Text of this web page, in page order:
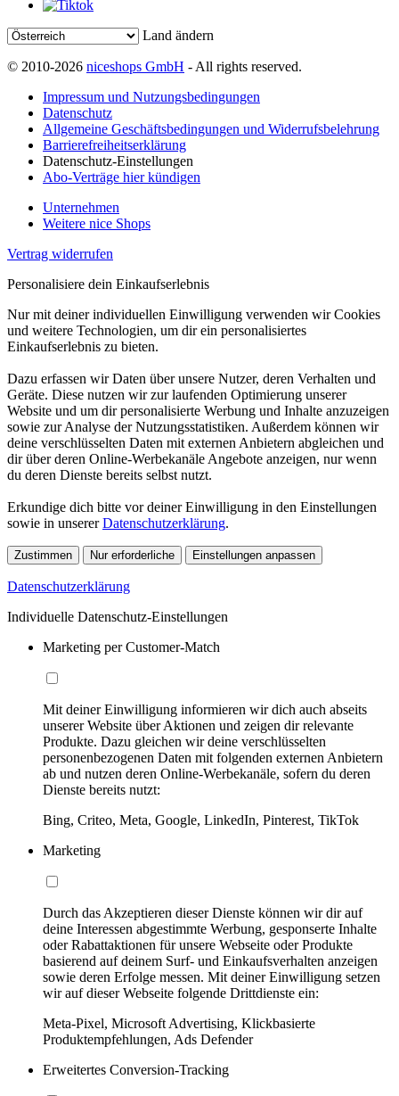
Land ändern
© 2010-2026 niceshops GmbH - All rights reserved.
Impressum und Nutzungsbedingungen
Datenschutz
Allgemeine Geschäftsbedingungen und Widerrufsbelehrung
Barrierefreiheitserklärung
Datenschutz-Einstellungen
Abo-Verträge hier kündigen
Unternehmen
Weitere nice Shops
Vertrag widerrufen
Personalisiere dein Einkaufserlebnis
Nur mit deiner individuellen Einwilligung verwenden wir Cookies
und weitere Technologien, um dir ein personalisiertes
Einkaufserlebnis zu bieten.
Dazu erfassen wir Daten über unsere Nutzer, deren Verhalten und
Geräte. Diese nutzen wir zur laufenden Optimierung unserer
Website und um dir personalisierte Werbung und Inhalte anzuzeigen
sowie zur Analyse der Nutzungsstatistiken. Außerdem können wir
deine verschlüsselten Daten mit externen Anbietern abgleichen und
dir über deren Online-Werbekanäle Angebote anzeigen, nur wenn
du deren Dienste bereits selbst nutzt.
Erkundige dich bitte vor deiner Einwilligung in den Einstellungen
sowie in unsererDatenschutzerklärung.
Zustimmen Nur erforderliche Einstellungen anpassen
Datenschutzerklärung
Individuelle Datenschutz-Einstellungen
Marketing per Customer-Match
Mit deiner Einwilligung informieren wir dich auch abseits
unserer Website über Aktionen und zeigen dir relevante
Produkte. Dazu gleichen wir deine verschlüsselten
personenbezogenen Daten mit folgenden externen Anbietern
ab und nutzen deren Online-Werbekanäle, sofern du deren
Dienste bereits nutzt:
Bing, Criteo, Meta, Google, LinkedIn, Pinterest, TikTok
Marketing
Durch das Akzeptieren dieser Dienste können wir dir auf
deine Interessen abgestimmte Werbung, gesponserte Inhalte
oder Rabattaktionen für unsere Webseite oder Produkte
basierend auf deinem Surf- und Einkaufsverhalten anzeigen
sowie deren Erfolge messen. Mit deiner Einwilligung setzen
wir auf dieser Webseite folgende Drittdienste ein:
Meta-Pixel, Microsoft Advertising, Klickbasierte
Produktempfehlungen, Ads Defender
Erweitertes Conversion-Tracking